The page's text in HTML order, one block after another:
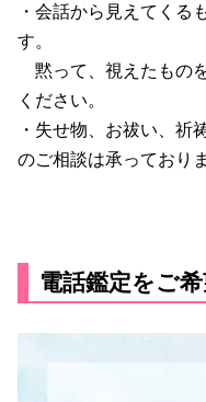
・会話から見えてくる
す。
黙って、視えたもの
ください。
・失せ物、お祓い、祈
のご相談は承っており
電話鑑定をご